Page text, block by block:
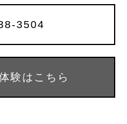
3504
験はこちら